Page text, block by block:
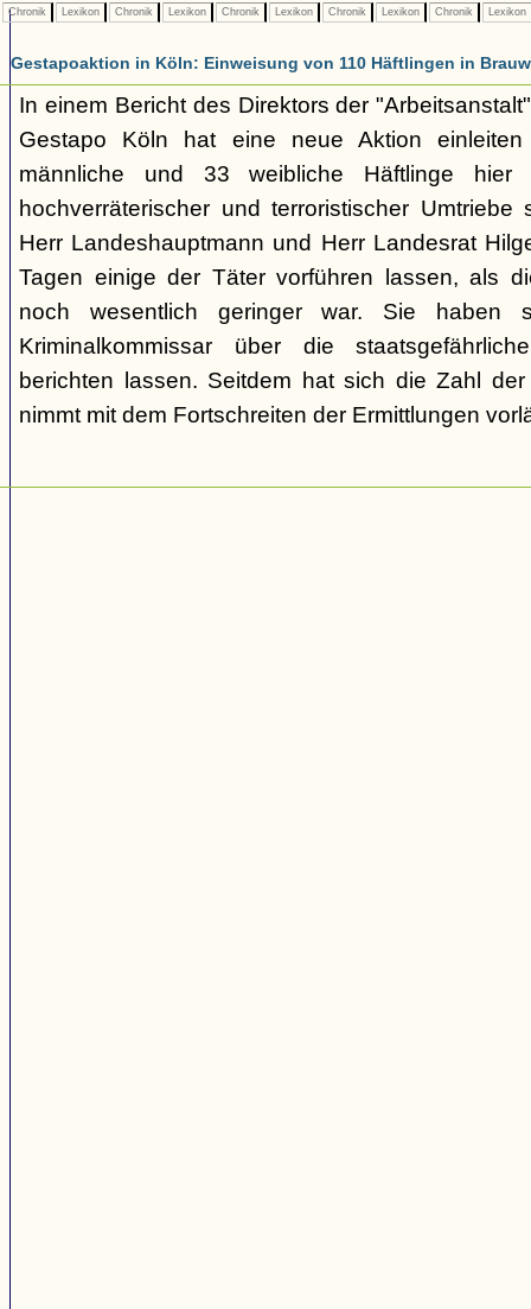
Chronik Lexikon Chronik Lexikon Chronik Lexikon Chronik Lexikon Chronik Lexikon
Gestapoaktion in Köln: Einweisung von 110 Häftlingen in
In einem Bericht des Direktors der
Gestapo Köln hat eine neue Aktion
männliche und 33 weibliche Häftlinge hier
hochverräterischer und terroristischer Umtriebe
Herr Landeshauptmann und Herr Landesrat
Tagen einige der Täter vorführen lassen, als
noch wesentlich geringer war. Sie haben
Kriminalkommissar über die
berichten lassen. Seitdem hat sich die Zahl
nimmt mit dem Fortschreiten der Ermittlungen